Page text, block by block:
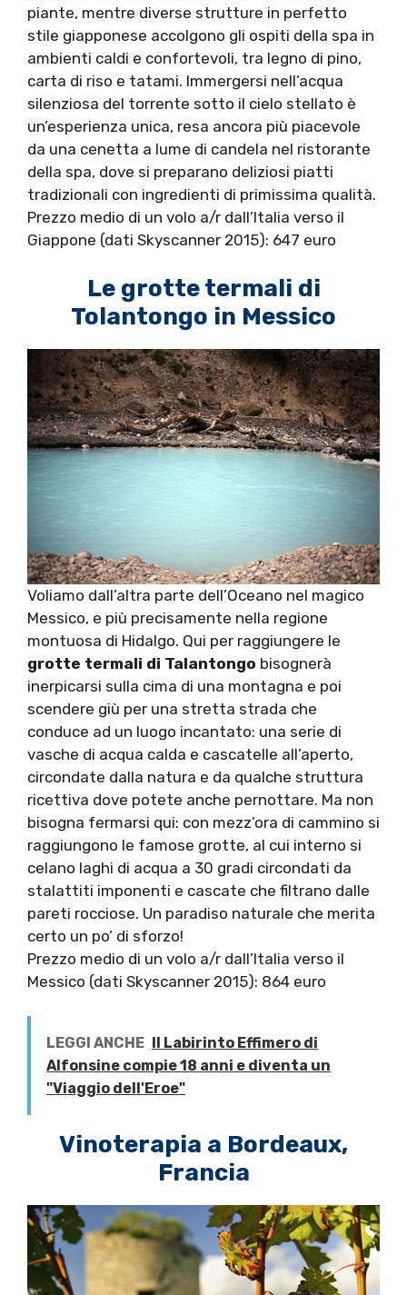
piante, mentre diverse strutture in perfetto
stile giapponese accolgono gli ospiti della spa in
ambienti caldi e confortevoli, tra legno di pino,
carta di riso e tatami. Immergersi nell’acqua
silenziosa del torrente sotto il cielo stellato è
un’esperienza unica, resa ancora più piacevole
da una cenetta a lume di candela nel ristorante
della spa, dove si preparano deliziosi piatti
tradizionali con ingredienti di primissima qualità.
Prezzo medio di un volo a/r dall’Italia verso il
Giappone (dati Skyscanner 2015): 647 euro
Le grotte termali di
Tolantongo in Messico
Voliamo dall’altra parte dell’Oceano nel magico
Messico, e più precisamente nella regione
montuosa di Hidalgo. Qui per raggiungere le
grotte termali di Talantongo bisognerà
inerpicarsi sulla cima di una montagna e poi
scendere giù per una stretta strada che
conduce ad un luogo incantato: una serie di
vasche di acqua calda e cascatelle all’aperto,
circondate dalla natura e da qualche struttura
ricettiva dove potete anche pernottare. Ma non
bisogna fermarsi qui: con mezz’ora di cammino si
raggiungono le famose grotte, al cui interno si
celano laghi di acqua a 30 gradi circondati da
stalattiti imponenti e cascate che filtrano dalle
pareti rocciose. Un paradiso naturale che merita
certo un po’ di sforzo!
Prezzo medio di un volo a/r dall’Italia verso il
Messico (dati Skyscanner 2015): 864 euro
LEGGI ANCHE Il Labirinto Effimero di
Alfonsine compie 18 anni e diventa un
"Viaggio dell'Eroe"
Vinoterapia a Bordeaux,
Francia